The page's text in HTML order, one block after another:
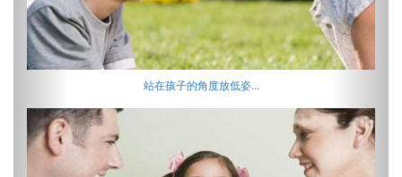
站在孩子的角度放低姿...